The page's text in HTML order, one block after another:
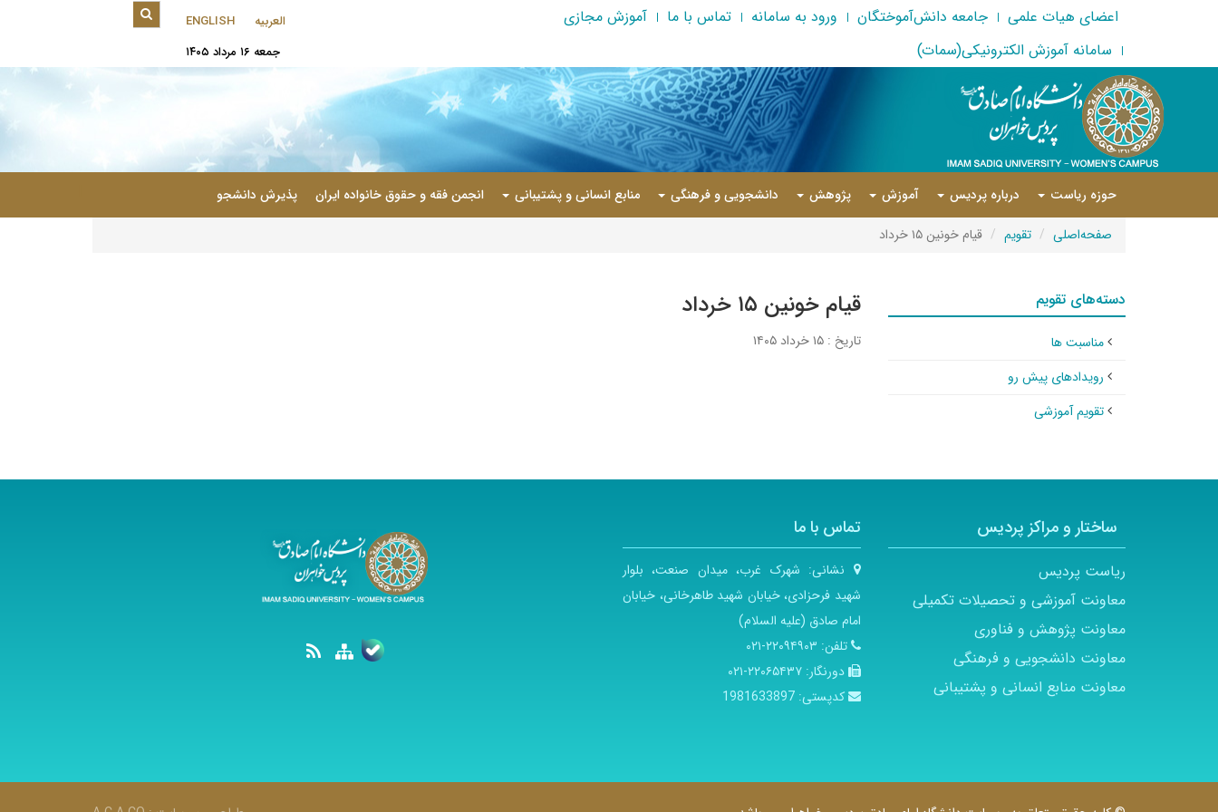
اعضای هیات علمی جامعه دانش‌آموختگان ورود به سامانه تماس با ما
آموزش مجازی
سامانه آموزش الکترونیکی(سمات)
العربیه
ENGLISH
جمعه ۱۶ مرداد ۱۴۰۵
حوزه ریاست درباره پردیس آموزش پژوهش دانشجویی و فرهنگی منابع انسانی و پشتیبانی انجمن فقه و حقوق خانواده ایران پذیرش دانشجو
صفحه‌اصلی تقویم قیام خونین ۱۵ خرداد
قیام خونین ۱۵ خرداد
تاریخ : ۱۵ خرداد ۱۴۰۵
دسته‌های تقویم
مناسبت ها
رویدادهای پیش رو
تقویم آموزشی
ساختار و مراکز پردیس
ریاست پردیس
معاونت آموزشی و تحصیلات تکمیلی
معاونت پژوهش و فناوری
معاونت دانشجویی و فرهنگی
معاونت منابع انسانی و پشتیبانی
تماس با ما
نشانی: شهرک غرب، میدان صنعت، بلوار
شهید فرحزادی، خیابان شهید طاهرخانی، خیابان
امام صادق (علیه السلام)
تلفن: ۲۲۰۹۴۹۰۳-۰۲۱
دورنگار:۲۲۰۶۵۴۳۷-۰۲۱
کدپستی:1981633897